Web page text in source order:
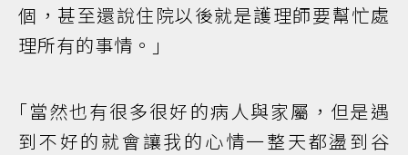
個，甚至還說住院以後就是護理師要幫忙處
理所有的事情。｣
｢當然也有很多很好的病人與家屬，但是遇
到不好的就會讓我的心情一整天都盪到谷